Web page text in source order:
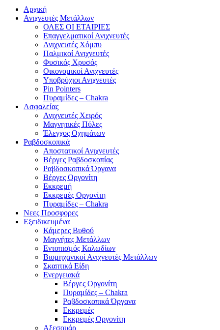
Αρχική
Ανιχνευτές Μετάλλων
ΟΛΕΣ ΟΙ ΕΤΑΙΡΙΕΣ
Επαγγελματικοί Ανιχνευτές
Ανιχνευτές Χόμπυ
Παλμικοί Ανιχνευτές
Φυσικός Χρυσός
Οικονομικοί Ανιχνευτές
Υποβρύχιοι Ανιχνευτές
Pin Pointers
Πυραμίδες – Chakra
Ασφαλείας
Ανιχνευτές Χειρός
Μαγνητικές Πύλες
Έλεγχος Οχημάτων
Ραβδοσκοπικά
Αποστατικοί Ανιχνευτές
Βέργες Ραβδοσκοπίας
Ραβδοσκοπικά Όργανα
Βέργες Οργονίτη
Εκκρεμή
Εκκρεμές Οργονίτη
Πυραμίδες – Chakra
Νεες Προσφορες
Εξειδικευμένα
Κάμερες Βυθού
Μαγνήτες Μετάλλων
Εντοπισμός Καλωδίων
Βιομηχανικοί Ανιχνευτές Μετάλλων
Σκαπτικά Είδη
Ενεργειακά
Βέργες Οργονίτη
Πυραμίδες – Chakra
Ραβδοσκοπικά Όργανα
Εκκρεμές
Εκκρεμές Οργονίτη
Αξεσουάρ